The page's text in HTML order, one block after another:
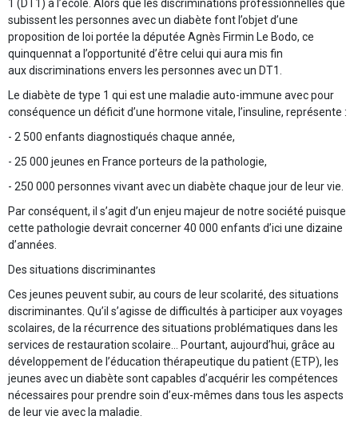
1 (DT1) à l’école. Alors que les discriminations professionnelles que
subissent les personnes avec un diabète font l’objet d’une
proposition de loi portée la députée Agnès Firmin Le Bodo, ce
quinquennat a l’opportunité d’être celui qui aura mis fin
aux discriminations envers les personnes avec un DT1.
Le diabète de type 1 qui est une maladie auto-immune avec pour
conséquence un déficit d’une hormone vitale, l’insuline, représente :
- 2 500 enfants diagnostiqués chaque année,
- 25 000 jeunes en France porteurs de la pathologie,
- 250 000 personnes vivant avec un diabète chaque jour de leur vie.
Par conséquent, il s’agit d’un enjeu majeur de notre société puisque
cette pathologie devrait concerner 40 000 enfants d’ici une dizaine
d’années.
Des situations discriminantes
Ces jeunes peuvent subir, au cours de leur scolarité, des situations
discriminantes. Qu’il s’agisse de difficultés à participer aux voyages
scolaires, de la récurrence des situations problématiques dans les
services de restauration scolaire… Pourtant, aujourd’hui, grâce au
développement de l’éducation thérapeutique du patient (ETP), les
jeunes avec un diabète sont capables d’acquérir les compétences
nécessaires pour prendre soin d’eux-mêmes dans tous les aspects
de leur vie avec la maladie.